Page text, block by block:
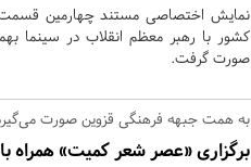
نمایش اختصاصی مستند چهارمین قسمت
کشور با رهبر معظم انقلاب در سینما
صورت گرفت.
به همت جبهه فرهنگی قزوین صورت
برگزاری «عصر شعر کمیت» همراه